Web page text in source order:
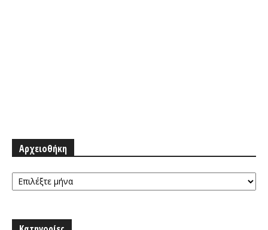
Αρχειοθήκη
Αρχειοθήκη